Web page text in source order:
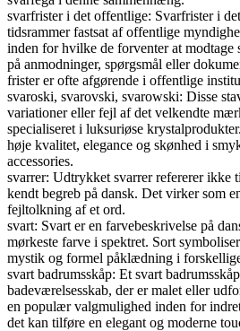
svarfrister i det offentlige: Svarfrister i
tidsrammer fastsat af offentlige
inden for hvilke de forventer at modtage
på anmodninger, spørgsmål eller
frister er ofte afgørende i offentlige
svaroski, svarovski, svarowski: Disse
variationer eller fejl af det velkendte
specialiseret i luksuriøse
høje kvalitet, elegance og skønhed i
accessories.
svarrer: Udtrykket svarrer refererer ikke
kendt begreb på dansk. Det virker som
fejltolkning af et ord.
svart: Svart er en farvebeskrivelse på
mørkeste farve i spektret. Sort
mystik og formel påklædning i
svart badrumsskåp: Et svart
badeværelsesskab, der er malet eller
en populær valgmulighed inden for
det kan tilføre en elegant og moderne